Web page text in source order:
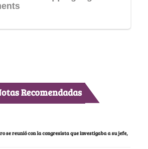
Recomendadas
se reunió con la congresista que investigaba a su jefe,